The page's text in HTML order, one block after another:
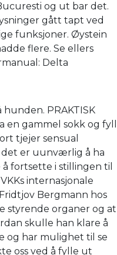
og ut bar det.
gått tapt ved
funksjoner. Øystein
flere. Se ellers
Delta
PRAKTISK
en gammel sokk og fyll
tjejer sensual
det er uunværlig å ha
fortsette i stillingen til
internasjonale
Bergmann hos
styrende organer og at
skulle han klare å
og har mulighet til se
oss ved å fylle ut